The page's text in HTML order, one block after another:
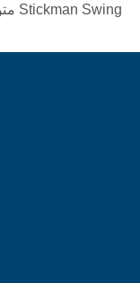
Stickman Swing متوافقة مع جميع الأجهزة التي تدعم HTML5، بما في ذلك أجهزة الكمبيوتر والأجهزة اللوحية والهواتف الذكية.